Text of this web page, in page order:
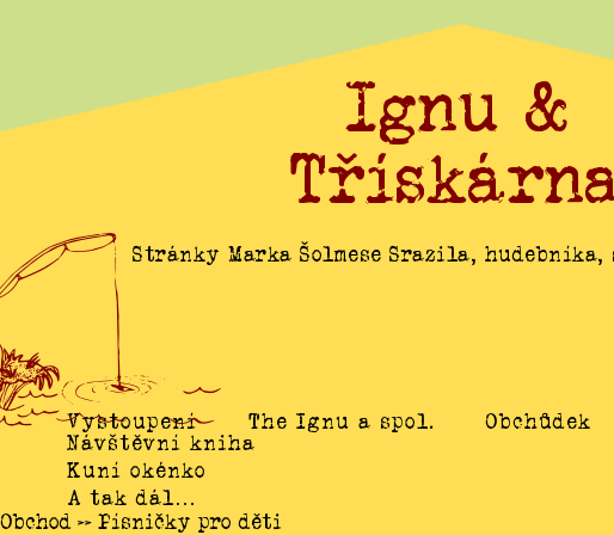
Ignu &
Stránky Marka Šolmese Srazila,
Vystoupení The Ignu a spol. Obchůdek
Návštěvní kniha
Kuní okénko
A tak dál…
Obchod >> Písničky pro děti